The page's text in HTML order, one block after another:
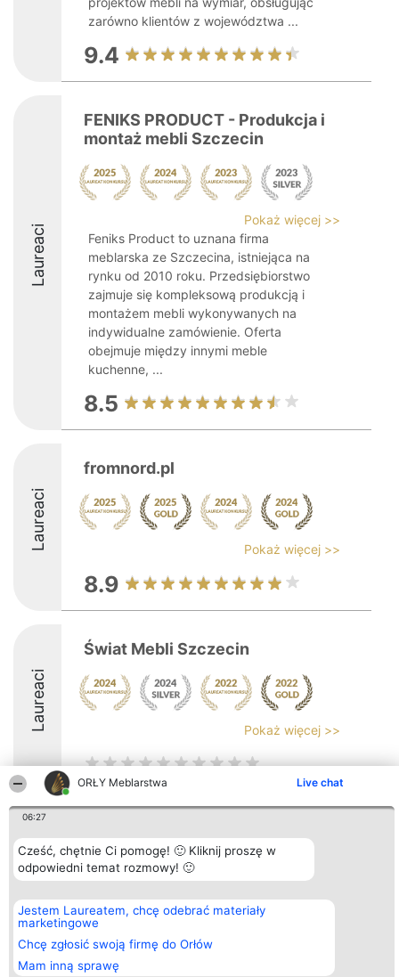
ORŁY Meblarstwa Live chat
06:27
Cześć, chętnie Ci pomogę! 🙂 Kliknij proszę w
odpowiedni temat rozmowy! 🙂
Jestem Laureatem, chcę odebrać materiały
marketingowe
Chcę zgłosić swoją firmę do Orłów
Mam inną sprawę
zarówno klientów z województwa ...
9.4
Laureaci
FENIKS PRODUCT - Produkcja i
montaż mebli Szczecin
Pokaż więcej >>
Feniks Product to uznana firma
meblarska ze Szczecina, istniejąca na
rynku od 2010 roku. Przedsiębiorstwo
zajmuje się kompleksową produkcją i
montażem mebli wykonywanych na
indywidualne zamówienie. Oferta
obejmuje między innymi meble
kuchenne, ...
8.5
Laureaci
fromnord.pl
Pokaż więcej >>
8.9
Laureaci
Świat Mebli Szczecin
Pokaż więcej >>
Bright Side Solutions sp. z o.
o. sp. k.
ul. Ruska 22
Wrocław 50-079
381313360 | NIP 8943132676
+48 508 492 400
Laureaci
Lista
wszystkich
Laureatów
Regulamin
Kontakt